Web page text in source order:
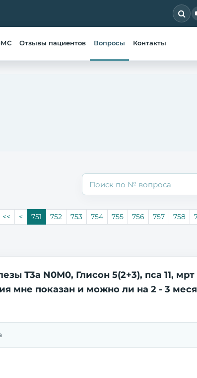
Отзывы пациентов Вопросы Контакты
<< < 751 752 753 754 755 756 757 758
Т3а N0M0, Глисон 5(2+3), пса 11,
мне показан и можно ли на 2 - 3